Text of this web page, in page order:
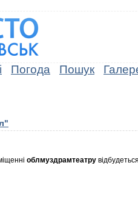
Погода Пошук
облмуздрамтеатру